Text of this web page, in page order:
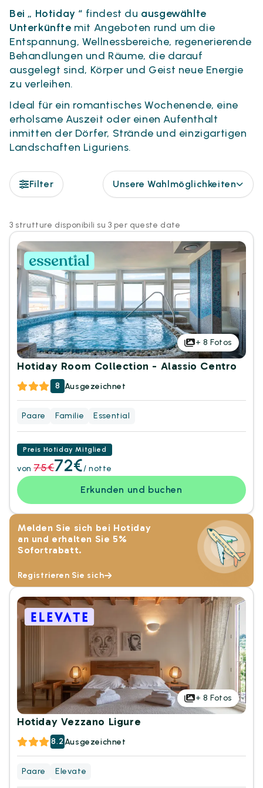
Bei „ Hotiday “ findest du ausgewählte
Unterkünfte mit Angeboten rund um die
Entspannung, Wellnessbereiche, regenerierende
Behandlungen und Räume, die darauf
ausgelegt sind, Körper und Geist neue Energie
zu verleihen.
Ideal für ein romantisches Wochenende, eine
erholsame Auszeit oder einen Aufenthalt
inmitten der Dörfer, Strände und einzigartigen
Landschaften Liguriens.
Filter Unsere Wahlmöglichkeiten
3 strutture disponibili su 3 per queste date
+ 8 Fotos
Hotiday Room Collection - Alassio Centro
8 Ausgezeichnet
Paare Familie Essential
Preis Hotiday Mitglied
von 75€72€/ notte
Erkunden und buchen
Melden Sie sich bei Hotiday
an und erhalten Sie 5%
Sofortrabatt.
Registrieren Sie sich
+ 8 Fotos
Hotiday Vezzano Ligure
8.2Ausgezeichnet
Paare Elevate